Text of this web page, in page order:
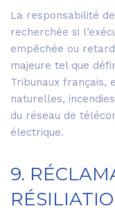
La responsabilité
recherchée si
empêchée ou
majeure tel que
Tribunaux français,
naturelles,
du réseau de
électrique.
9.